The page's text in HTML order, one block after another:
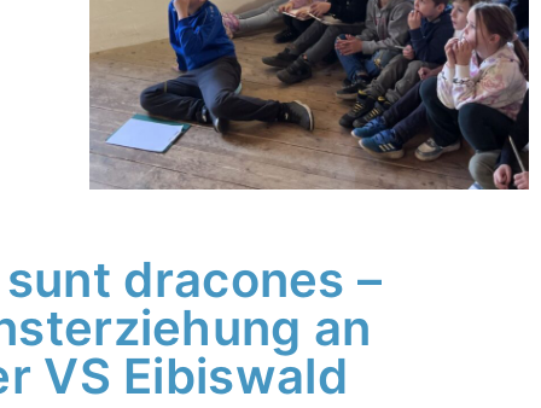
dracones –
an
VS Eibiswald